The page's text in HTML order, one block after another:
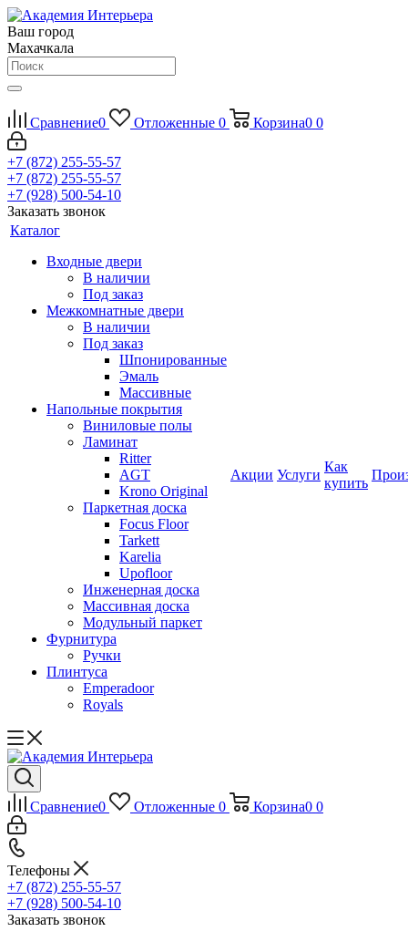
Ваш город
Махачкала
Сравнение0 Отложенные 0 Корзина0 0
+7 (872) 255-55-57
+7 (872) 255-55-57
+7 (928) 500-54-10
Заказать звонок
Каталог
Входные двери
В наличии
Под заказ
Межкомнатные двери
В наличии
Под заказ
Шпонированные
Эмаль
Массивные
Напольные покрытия
Виниловые полы
Ламинат
Ritter
AGT
Krono Original
Паркетная доска
Focus Floor
Tarkett
Karelia
Upofloor
Инженерная доска
Массивная доска
Модульный паркет
Фурнитура
Ручки
Плинтуса
Emperadoor
Royals
Акции Услуги
Как
купить
Сравнение0 Отложенные 0 Корзина0 0
Телефоны
+7 (872) 255-55-57
+7 (928) 500-54-10
Заказать звонок